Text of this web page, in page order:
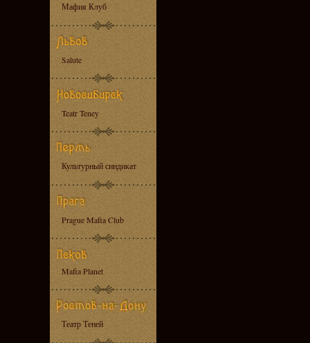
Мафия Клуб
Salute
Teatr Teney
Культурный синдикат
Prague Mafia Club
Mafia Planet
Театр Теней